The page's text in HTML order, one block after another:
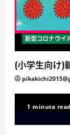
新型コロナウイ
(小学生向け)
1 minute read